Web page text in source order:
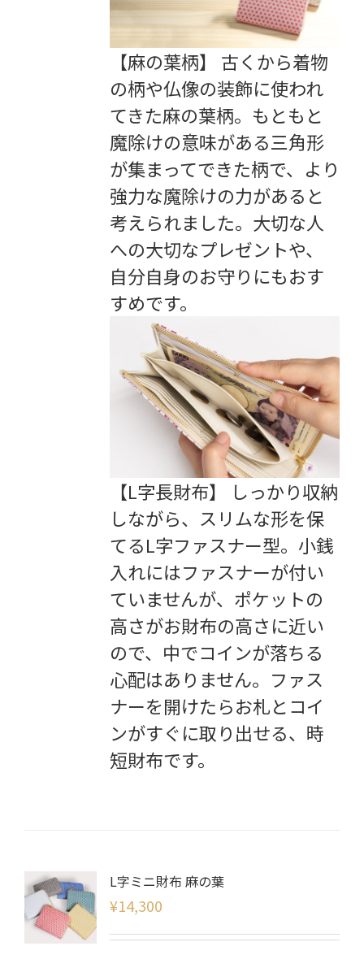
【麻の葉柄】 古くから着物
の柄や仏像の装飾に使われ
てきた麻の葉柄。もともと
魔除けの意味がある三角形
が集まってできた柄で、より
強力な魔除けの力があると
考えられました。大切な人
への大切なプレゼントや、
自分自身のお守りにもおす
すめです。
【L字長財布】 しっかり収納
しながら、スリムな形を保
てるL字ファスナー型。小銭
入れにはファスナーが付い
ていませんが、ポケットの
高さがお財布の高さに近い
ので、中でコインが落ちる
心配はありません。ファス
ナーを開けたらお札とコイ
ンがすぐに取り出せる、時
短財布です。
L字ミニ財布 麻の葉
¥14,300